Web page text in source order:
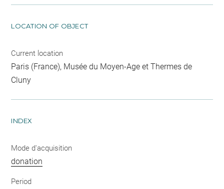
LOCATION OF OBJECT
Current location
Paris (France), Musée du Moyen-Age et Thermes de
Cluny
INDEX
Mode d'acquisition
donation
Period